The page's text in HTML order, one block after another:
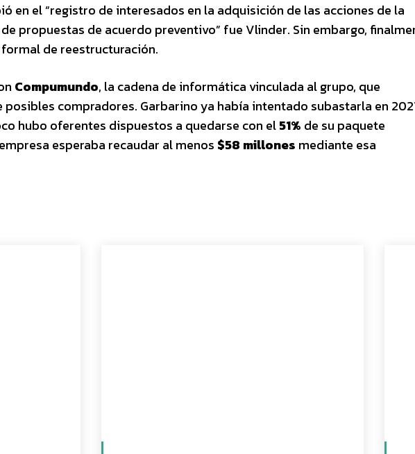
en el “registro de interesados en la adquisición de las acciones de la
propuestas de acuerdo preventivo” fue Vlinder. Sin embargo,
de reestructuración.
Compumundo, la cadena de informática vinculada al grupo, que
compradores. Garbarino ya había intentado subastarla en
hubo oferentes dispuestos a quedarse con el51% de su paquete
esperaba recaudar al menos $58 millones mediante esa